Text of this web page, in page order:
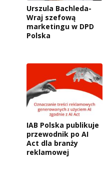
Urszula Bachleda-
Wraj szefową
marketingu w DPD
Polska
IAB Polska publikuje
przewodnik po AI
Act dla branży
reklamowej